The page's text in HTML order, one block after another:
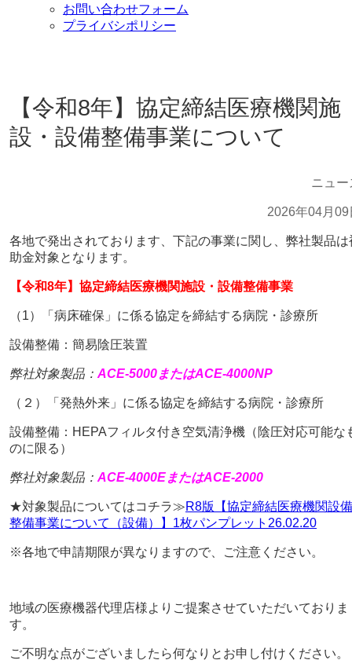
お問い合わせフォーム
プライバシポリシー
【令和8年】協定締結医療機関施
設・設備整備事業について
ニュー
2026年04月09
各地で発出されております、下記の事業に関し、弊社製品は
助金対象となります。
【令和8年】協定締結医療機関施設・設備整備事業
（1）「病床確保」に係る協定を締結する病院・診療所
設備整備：簡易陰圧装置
弊社対象製品： ACE-5000またはACE-4000NP
（２）「発熱外来」に係る協定を締結する病院・診療所
設備整備：HEPAフィルタ付き空気清浄機（陰圧対応可能な
のに限る）
弊社対象製品： ACE-4000EまたはACE-2000
★対象製品についてはコチラ≫R8版【協定締結医療機関設備
整備事業について（設備）】1枚パンプレット26.02.20
※各地で申請期限が異なりますので、ご注意ください。
地域の医療機器代理店様よりご提案させていただいておりま
す。
ご不明な点がございましたら何なりとお申し付けください。